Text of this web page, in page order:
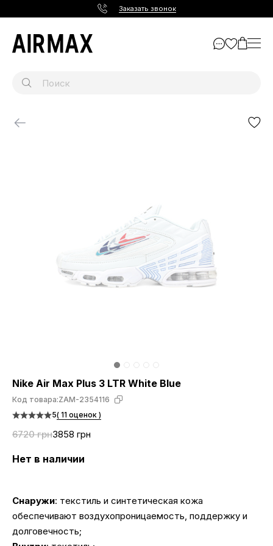
Заказать звонок
Nike Air Max Plus 3 LTR White Blue
Код товара:ZAM-2354116
5( 11 оценок )
6720 грн3858 грн
Нет в наличии
Снаружи: текстиль и синтетическая кожа
обеспечивают воздухопроницаемость, поддержку и
долговечность;